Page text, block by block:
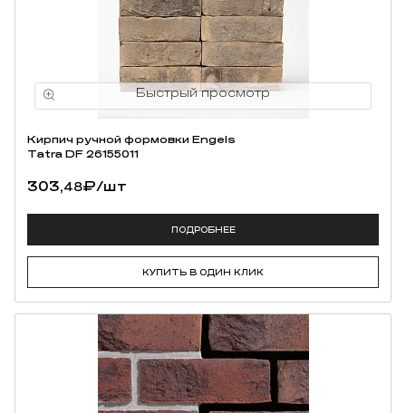
Кирпич ручной формовки Engels
Tatra DF 26155011
303,48₽/шт
ПОДРОБНЕЕ
КУПИТЬ В ОДИН КЛИК